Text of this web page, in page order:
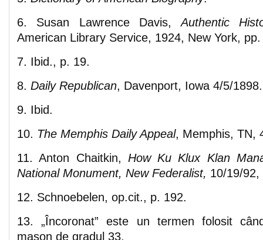
6. Susan Lawrence Davis,Authentic
American Library Service, 1924, New York,
7. Ibid., p. 19.
8. Daily Republican, Davenport, Iowa 4/5/1898.
9. Ibid.
10. The Memphis Daily Appeal, Memphis, TN,
11. Anton Chaitkin, How Ku Klux Klan
National Monument, New Federalist, 10/19/92,
12. Schnoebelen, op.cit., p. 192.
13. „Încoronat” este un termen folosit
mason de gradul 33.